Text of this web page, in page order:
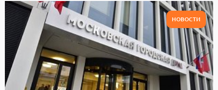
НОВОСТИ